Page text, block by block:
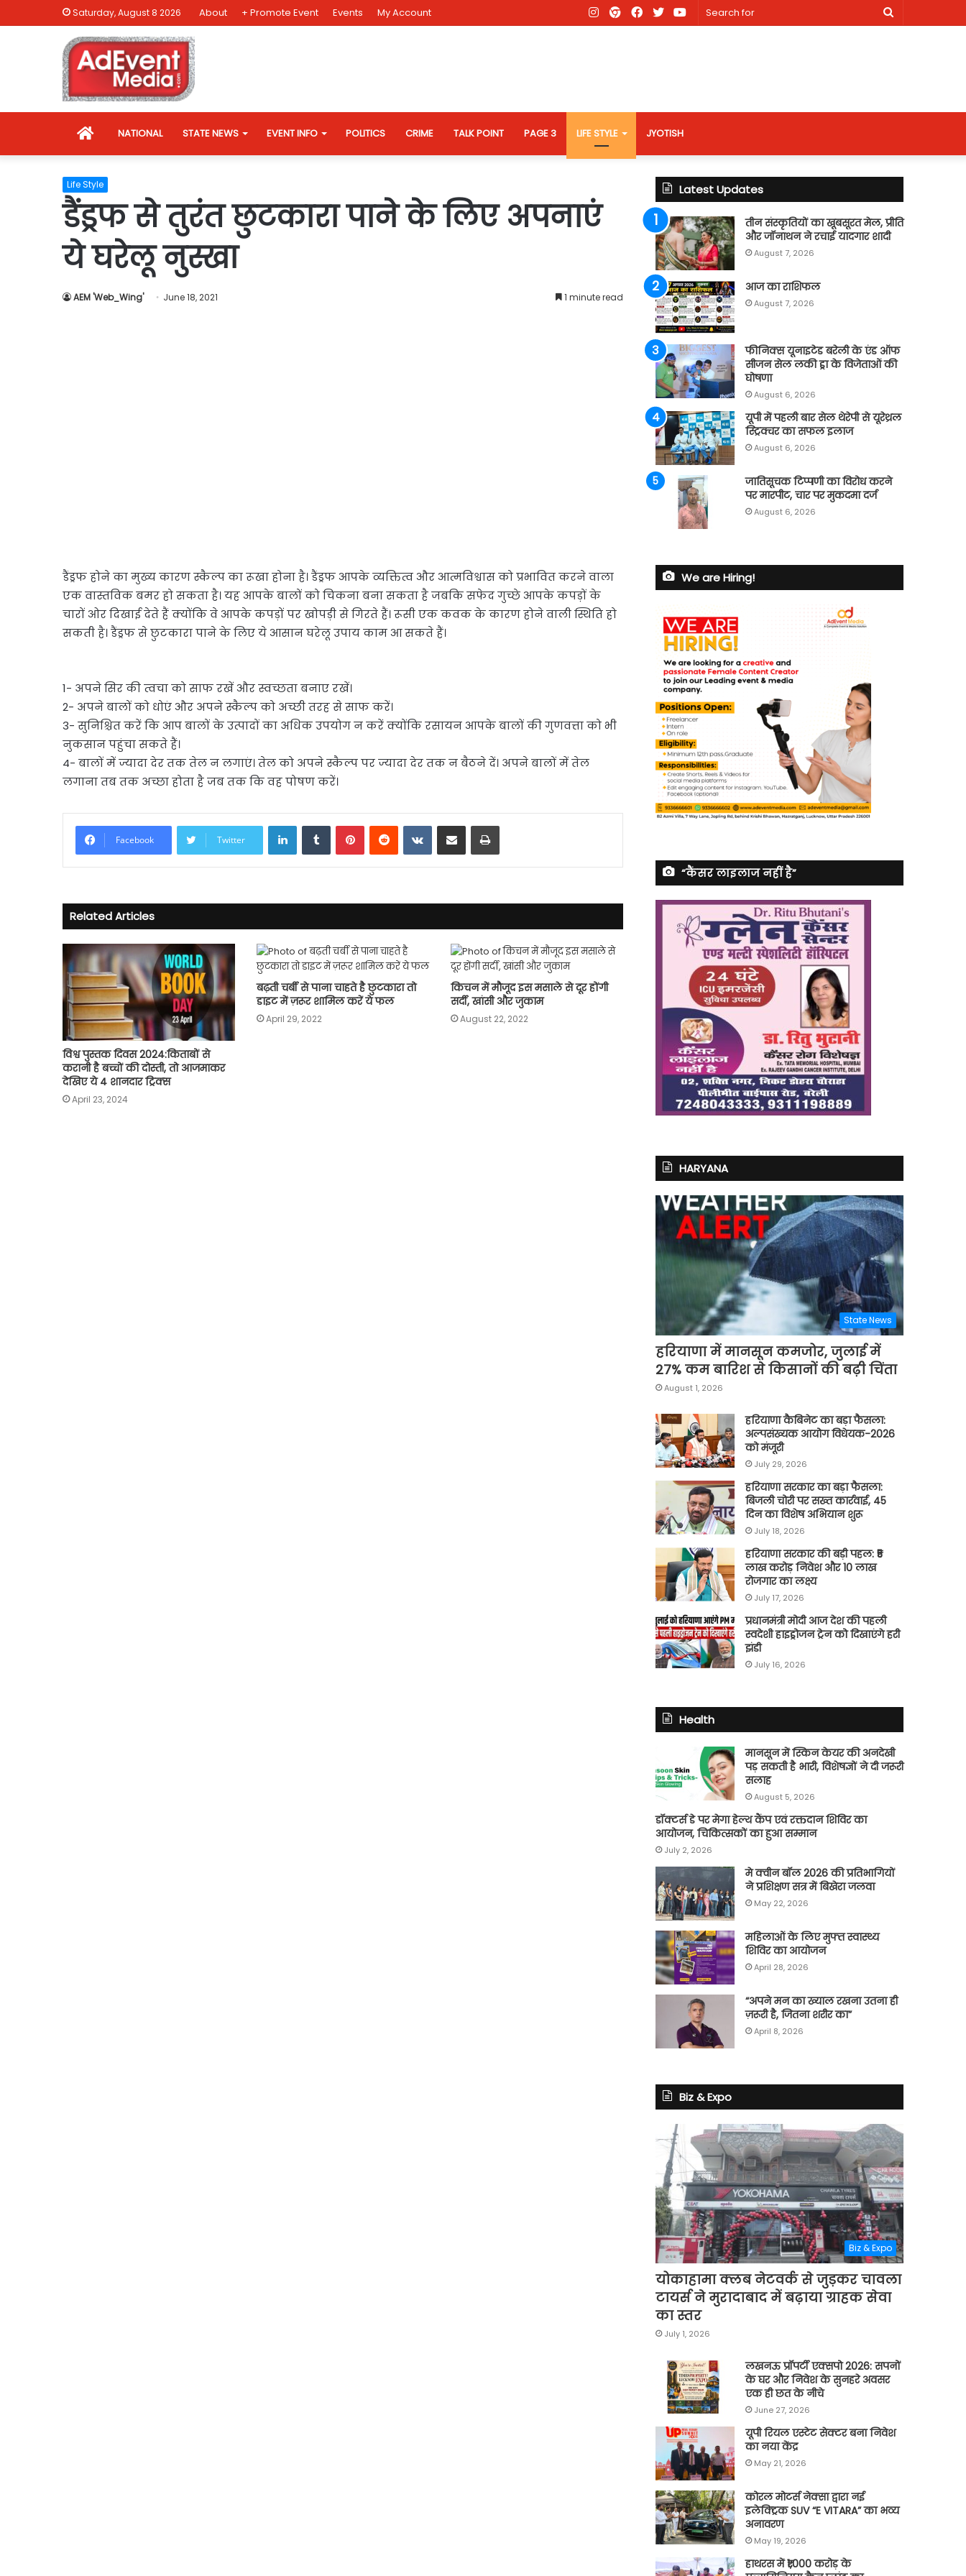
Saturday, August 8 2026 About + Promote Event Events My Account
Search
Youtube
X
Facebook
AD
Instagram
HOMENATIONAL STATE NEWS EVENT INFO POLITICS CRIME TALK POINT PAGE 3 LIFE STYLE JYOTISH
Life Style
डैंड्रफ से तुरंत छुटकारा पाने के लिए अपनाएं
ये घरेलू नुस्खा
AEM 'Web_Wing' June 18, 2021 1 minute read
डैंड्रफ होने का मुख्य कारण स्कैल्प का रूखा होना है। डैंड्रफ आपके व्यक्तित्व और आत्मविश्वास को प्रभावित करने वाला
एक वास्तविक बमर हो सकता है। यह आपके बालों को चिकना बना सकता है जबकि सफेद गुच्छे आपके कपड़ों के
चारों ओर दिखाई देते हैं क्योंकि वे आपके कपड़ों पर खोपड़ी से गिरते हैं। रूसी एक कवक के कारण होने वाली स्थिति हो
सकती है। डैंड्रफ से छुटकारा पाने के लिए ये आसान घरेलू उपाय काम आ सकते हैं।
1- अपने सिर की त्वचा को साफ रखें और स्वच्छता बनाए रखें।
2- अपने बालों को धोएं और अपने स्कैल्प को अच्छी तरह से साफ करें।
3- सुनिश्चित करें कि आप बालों के उत्पादों का अधिक उपयोग न करें क्योंकि रसायन आपके बालों की गुणवत्ता को भी
नुकसान पहुंचा सकते हैं।
4- बालों में ज्यादा देर तक तेल न लगाएं। तेल को अपने स्कैल्प पर ज्यादा देर तक न बैठने दें। अपने बालों में तेल
लगाना तब तक अच्छा होता है जब तक कि वह पोषण करें।
Facebook Twitter
LinkedInTumblrPinterestReddit VKontakte
Share via Email Print
Related Articles
विश्व पुस्तक दिवस 2024:किताबों से
करानी है बच्चों की दोस्ती, तो आजमाकर
देखिए ये 4 शानदार ट्रिक्‍स
April 23, 2024
बढ़ती चर्बी से पाना चाहते है छुटकारा तो
डाइट में ज़रूर शामिल करें ये फल
April 29, 2022
किचन में मौजूद इस मसाले से दूर होंगी
सर्दी, खांसी और जुकाम
August 22, 2022
Latest Updates
तीन संस्कृतियों का खूबसूरत मेल, प्रीति
और जॉनाथन ने रचाई यादगार शादी
August 7, 2026
आज का राशिफल
August 7, 2026
फीनिक्स यूनाइटेड बरेली के एंड ऑफ
सीजन सेल लकी ड्रा के विजेताओं की
घोषणा
August 6, 2026
यूपी में पहली बार सेल थेरेपी से यूरेथ्रल
स्ट्रिक्चर का सफल इलाज
August 6, 2026
जातिसूचक टिप्पणी का विरोध करने
पर मारपीट, चार पर मुकदमा दर्ज
August 6, 2026
We are Hiring!
“कैंसर लाइलाज नहीं है”
HARYANA
State News
हरियाणा में मानसून कमजोर, जुलाई में
27% कम बारिश से किसानों की बढ़ी चिंता
August 1, 2026
हरियाणा कैबिनेट का बड़ा फैसला:
अल्पसंख्यक आयोग विधेयक-2026
को मंजूरी
July 29, 2026
हरियाणा सरकार का बड़ा फैसला:
बिजली चोरी पर सख्त कार्रवाई, 45
दिन का विशेष अभियान शुरू
July 18, 2026
हरियाणा सरकार की बड़ी पहल: ₹5
लाख करोड़ निवेश और 10 लाख
रोजगार का लक्ष्य
July 17, 2026
प्रधानमंत्री मोदी आज देश की पहली
स्वदेशी हाइड्रोजन ट्रेन को दिखाएंगे हरी
झंडी
July 16, 2026
Health
मानसून में स्किन केयर की अनदेखी
पड़ सकती है भारी, विशेषज्ञों ने दी जरूरी
सलाह
August 5, 2026
डॉक्टर्स डे पर मेगा हेल्थ कैंप एवं रक्तदान शिविर का
आयोजन, चिकित्सकों का हुआ सम्मान
July 2, 2026
मे क्वीन बॉल 2026 की प्रतिभागियों
ने प्रशिक्षण सत्र में बिखेरा जलवा
May 22, 2026
महिलाओं के लिए मुफ्त स्वास्थ्य
शिविर का आयोजन
April 28, 2026
“अपने मन का ख्याल रखना उतना ही
ज़रूरी है, जितना शरीर का”
April 8, 2026
Biz & Expo
Biz & Expo
योकाहामा क्लब नेटवर्क से जुड़कर चावला
टायर्स ने मुरादाबाद में बढ़ाया ग्राहक सेवा
का स्तर
July 1, 2026
लखनऊ प्रॉपर्टी एक्सपो 2026: सपनों
के घर और निवेश के सुनहरे अवसर
एक ही छत के नीचे
June 27, 2026
यूपी रियल एस्टेट सेक्टर बना निवेश
का नया केंद्र
May 21, 2026
कोरल मोटर्स नेक्सा द्वारा नई
इलेक्ट्रिक SUV “E VITARA” का भव्य
अनावरण
May 19, 2026
हाथरस में ₹1,000 करोड़ के